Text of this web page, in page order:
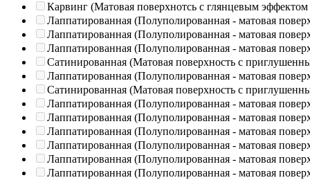
Карвинг (Матовая поверхнотсь с глянцевым эффектом
Лаппатированная (Полуполированная - матовая
Лаппатированная (Полуполированная - матовая
Лаппатированная (Полуполированная - матовая
Сатинированная (Матовая поверхность с
Лаппатированная (Полуполированная - матовая
Сатинированная (Матовая поверхность с
Лаппатированная (Полуполированная - матовая
Лаппатированная (Полуполированная - матовая
Лаппатированная (Полуполированная - матовая
Лаппатированная (Полуполированная - матовая
Лаппатированная (Полуполированная - матовая
Лаппатированная (Полуполированная - матовая